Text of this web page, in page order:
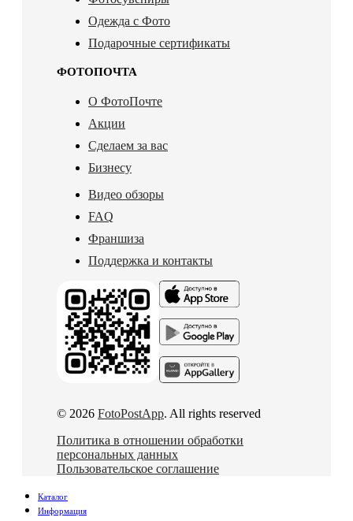
Одежда с Фото
Подарочные сертификаты
ФОТОПОЧТА
О ФотоПочте
Акции
Сделаем за вас
Бизнесу
Видео обзоры
FAQ
Франшиза
Поддержка и контакты
© 2026 FotoPostApp. All rights reserved
Политика в отношении обработки
персональных данных
Пользовательское соглашение
Каталог
Информация